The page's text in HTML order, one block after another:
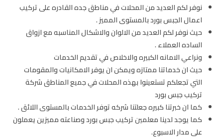
نوفر لكم العديد من المحلات في مناطق جده القادره على تركيب
اعمال الجبس بورد بالمستوى المميز .
حيث نوفر لكم العديد من الالوان والاشكال المناسبه مع ازواق
الساده العملاء .
ونراعي الامانه الكبيره والاخلاص في تقديم الخدمات
حيث ان خدماتنا ممتازه ويمكن ان يوفر الامكانيات والمقومات
التي تجعلكم تستعينوا بهذه المحلات في جميع المناطق شركة
تركيب جبس بورد
كما ان خبرتنا كبيره جعلتنا شركه توفر الخدمات بالمستوى اللائق .
كما يوجد لدينا معلمين تركيب جبس بورد وصناعته مميزين يعملون
على مدار الاسبوع.